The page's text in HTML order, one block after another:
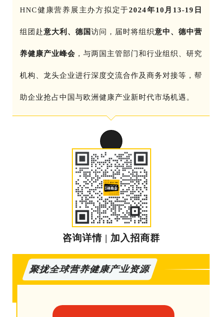
HNC健康营养展主办方拟定于2024年10月13-19日
组团赴意大利、 德国访问，届时将组织意中、德中营
养健康产业峰会 ，与两国主管部门和行业组织、研究
机构、龙头企业进行深度交流合作及商务对接等，帮
助企业抢占中国与欧洲健康产业新时代市场机遇。
咨询详情 | 加入招商群
聚拢全球营养健康产业资源